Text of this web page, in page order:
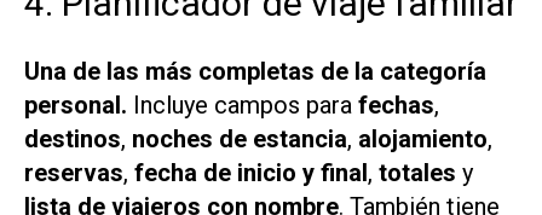
Una de las más completas de la categoría
personal. Incluye campos para fechas,
destinos, noches de estancia, alojamiento,
reservas, fecha de inicio y final, totales y
lista de viajeros con nombre. También tiene